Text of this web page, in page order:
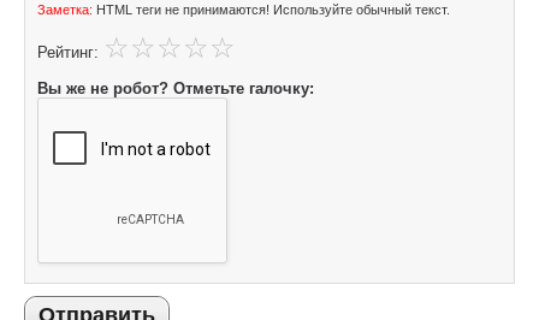
Заметка: HTML теги не принимаются! Используйте обычный текст.
Рейтинг:
Вы же не робот? Отметьте галочку:
Отправить